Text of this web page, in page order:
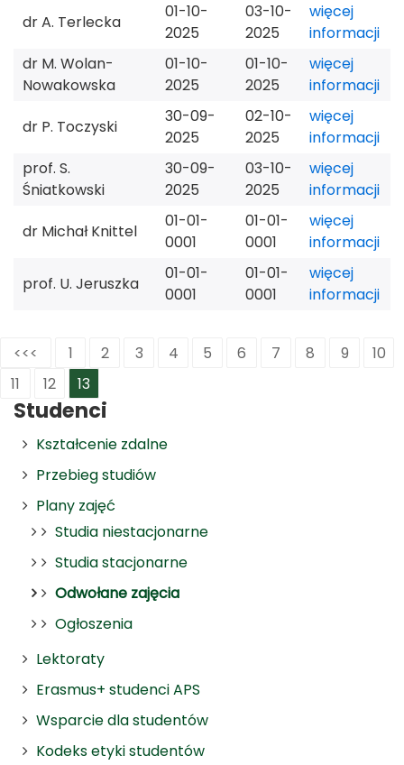
Studenci
Kształcenie zdalne
Przebieg studiów
Plany zajęć
Studia niestacjonarne
Studia stacjonarne
Odwołane zajęcia
Ogłoszenia
Lektoraty
Erasmus+ studenci APS
Wsparcie dla studentów
Kodeks etyki studentów
dr A. Terlecka
01-10-
2025
03-10-
2025
więcej
informacji
dr M. Wolan-
Nowakowska
01-10-
2025
01-10-
2025
więcej
informacji
dr P. Toczyski
30-09-
2025
02-10-
2025
więcej
informacji
prof. S.
Śniatkowski
30-09-
2025
03-10-
2025
więcej
informacji
dr Michał Knittel
01-01-
0001
01-01-
0001
więcej
informacji
prof. U. Jeruszka
01-01-
0001
01-01-
0001
więcej
informacji
<<< 1 2 3 4 5 6 7 8 9
10
11
12 13